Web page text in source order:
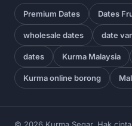
Premium Dates Dates
wholesale dates date
dates Kurma Malaysia
Kurma online borong
© 2026 Kurma Segar. Hak